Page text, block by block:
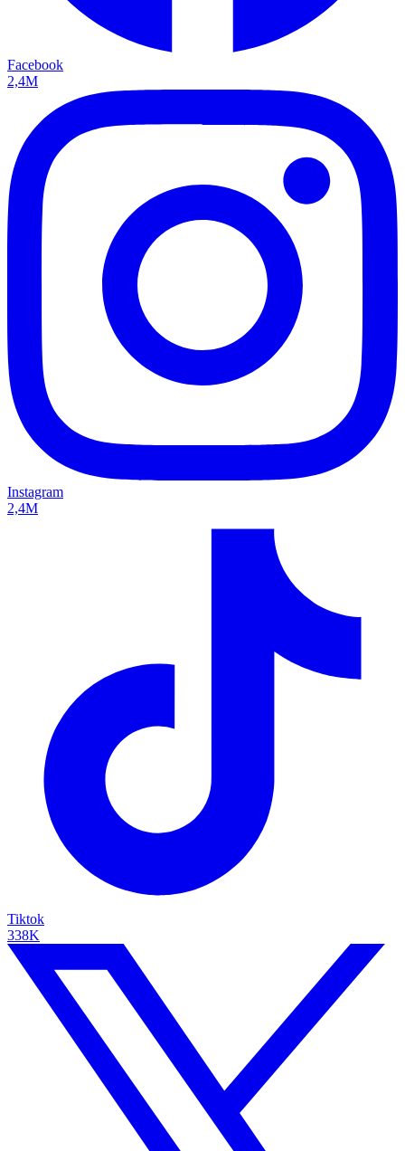
Facebook
2,4M
Instagram
2,4M
Tiktok
338K